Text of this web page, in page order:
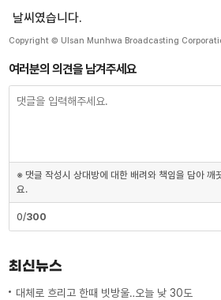
날씨였습니다.
Copyright © Ulsan Munhwa Broadcasting
여러분의 의견을 남겨주세요
※ 댓글 작성시 상대방에 대한 배려와 책임을 담아 깨
요.
0/300
최신뉴스
대체로 흐리고 한때 빗방울‥오늘 낮 30도